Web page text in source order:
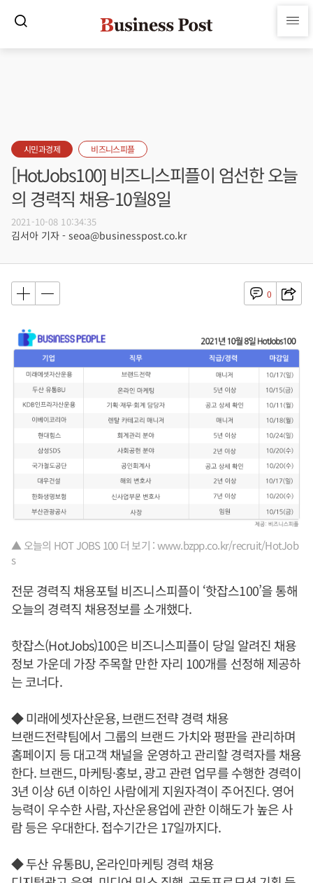
시민과경제 비즈니스피플
[HotJobs100] 비즈니스피플이 엄선한 오늘
의 경력직 채용-10월8일
2021-10-08 10:34:35
김서아 기자 - seoa@businesspost.co.kr
0
▲ 오늘의 HOT JOBS 100 더 보기 : www.bzpp.co.kr/recruit/HotJob
s
전문 경력직 채용포털 비즈니스피플이 ‘핫잡스100’을 통해
오늘의 경력직 채용정보를 소개했다.
핫잡스(HotJobs)100은 비즈니스피플이 당일 알려진 채용
정보 가운데 가장 주목할 만한 자리 100개를 선정해 제공하
는 코너다.
◆ 미래에셋자산운용, 브랜드전략 경력 채용
브랜드전략팀에서 그룹의 브랜드 가치와 평판을 관리하며
홈페이지 등 대고객 채널을 운영하고 관리할 경력자를 채용
한다. 브랜드, 마케팅·홍보, 광고 관련 업무를 수행한 경력이
3년 이상 6년 이하인 사람에게 지원자격이 주어진다. 영어
능력이 우수한 사람, 자산운용업에 관한 이해도가 높은 사
람 등은 우대한다. 접수기간은 17일까지다.
◆ 두산 유통BU, 온라인마케팅 경력 채용